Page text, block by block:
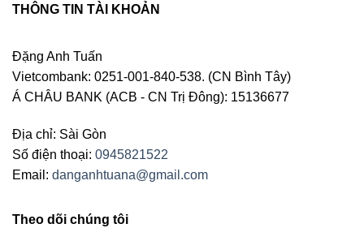
THÔNG TIN TÀI KHOẢN
Đặng Anh Tuấn
Vietcombank: 0251-001-840-538. (CN Bình Tây)
Á CHÂU BANK (ACB - CN Trị Đông): 15136677
Địa chỉ: Sài Gòn
Số điện thoại: 0945821522
Email: danganhtuana@gmail.com
Theo dõi chúng tôi